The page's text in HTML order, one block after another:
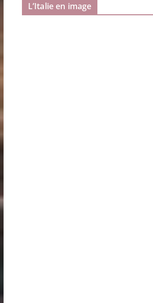
L’Italie en image